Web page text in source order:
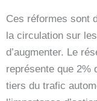
Ces réformes sont
la circulation sur les
d’augmenter. Le
représente que 2%
tiers du trafic